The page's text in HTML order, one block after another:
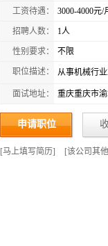
工资待遇： 3000-4000元/
招聘人数： 1人
性别要求： 不限
职位描述： 从事机械行
面试地址： 重庆重庆市
申请职位
[马上填写简历] [该公司其